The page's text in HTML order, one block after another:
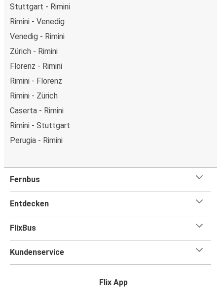
Stuttgart - Rimini
Rimini - Venedig
Venedig - Rimini
Zürich - Rimini
Florenz - Rimini
Rimini - Florenz
Rimini - Zürich
Caserta - Rimini
Rimini - Stuttgart
Perugia - Rimini
Fernbus
Entdecken
FlixBus
Kundenservice
Flix App